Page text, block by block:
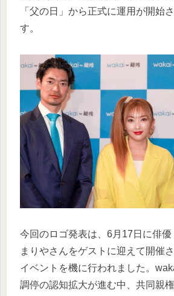
「父の日」から正式に運用が開始
す。
今回のロゴ発表は、6月17日に俳優
まりやさんをゲストに迎えて開催
イベントを機に行われました。
調停の認知拡大が進む中、共同親